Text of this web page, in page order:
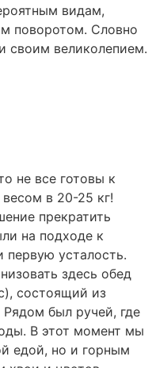
видам,
поворотом. Словно
своим великолепием.
не все готовы к
в 20-25 кг!
прекратить
на подходе к
первую усталость.
здесь обед
состоящий из
был ручей, где
В этот момент мы
едой, но и горным